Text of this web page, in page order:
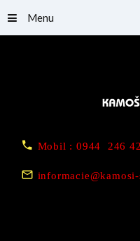
Mobil : 0944 246
Menu